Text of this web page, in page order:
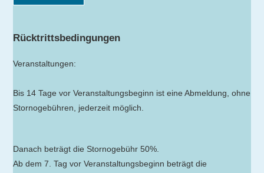
Rücktrittsbedingungen
Veranstaltungen:
Bis 14 Tage vor Veranstaltungsbeginn ist eine Abmeldung, ohne
Stornogebühren, jederzeit möglich.
Danach beträgt die Stornogebühr 50%.
Ab dem 7. Tag vor Veranstaltungsbeginn beträgt die